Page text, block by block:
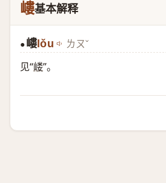
嶁基本解释
● 嶁 lǒu ㄌㄡˇ
见“嵝”。